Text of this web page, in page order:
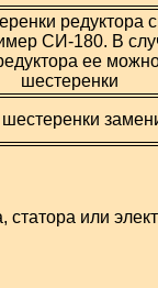
редуктора
СИ-180. В
ее
шестеренки
статора или